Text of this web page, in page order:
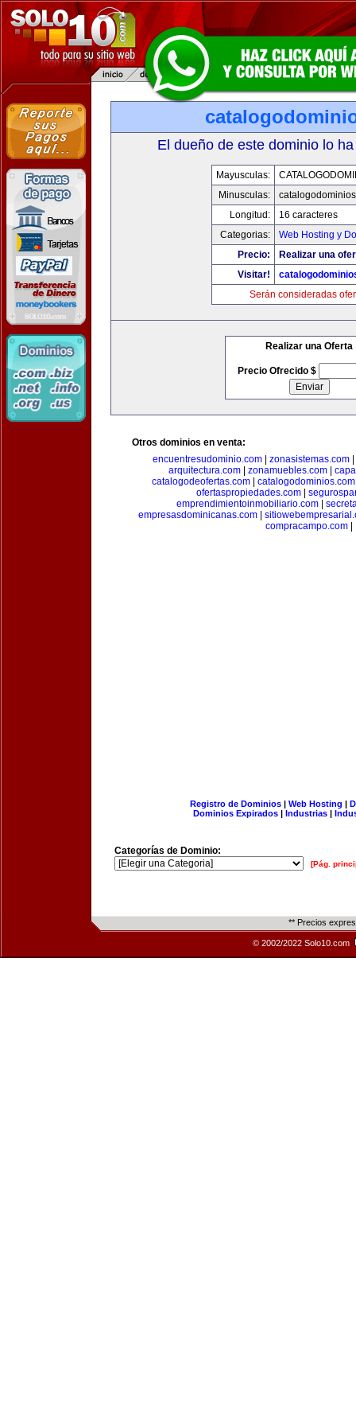
El dueño de este dominio lo
Mayusculas:
Minusculas:
Longitud:
16 caracteres
Categorias:
Web Hosting y
Precio:
Realizar una
Visitar!
Serán consideradas
Realizar una Oferta
Precio Ofrecido $
Otros dominios en venta:
encuentresudominio.com| zonasistemas.com|
arquitectura.com
zonamuebles.com
catalogodeofertas.com| catalogodominios.com
ofertaspropiedades.com|
emprendimientoinmobiliario.com|
empresasdominicanas.com|
compracampo.com
Registro de Dominios| Web Hosting |
Dominios Expirados | Industrias |
Categorías de Dominio:
[Pág.
** Precios
© 2002/2022 Solo10.com